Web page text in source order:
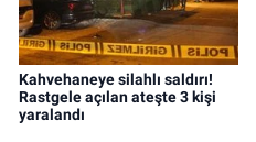
Kahvehaneye silahlı saldırı!
Rastgele açılan ateşte 3 kişi
yaralandı